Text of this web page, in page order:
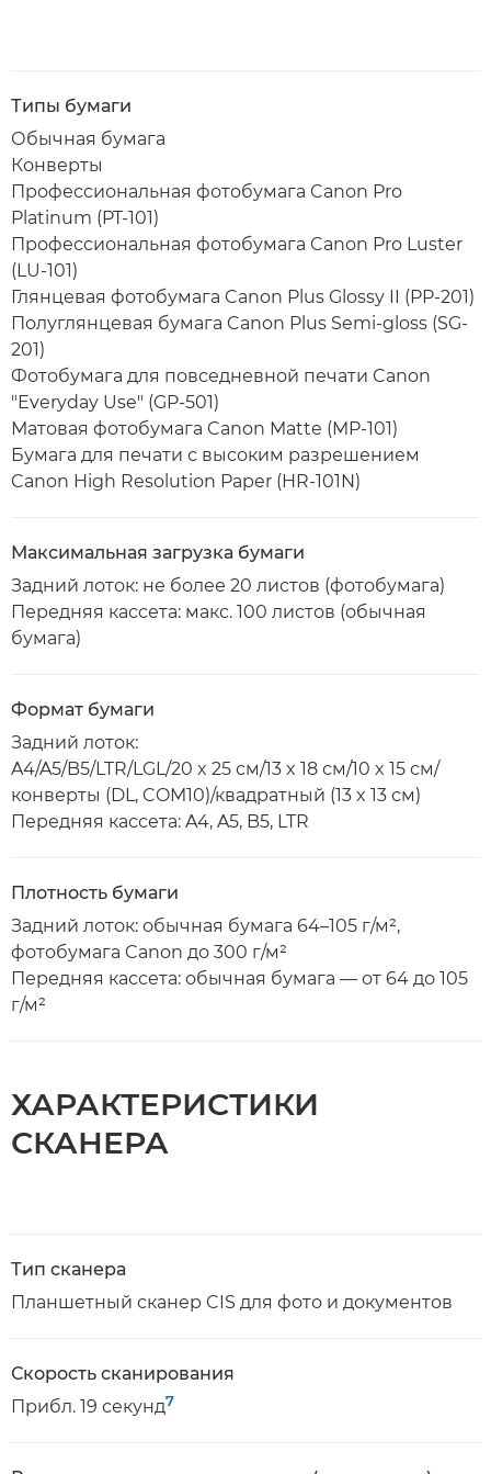
Типы бумаги
Обычная бумага
Конверты
Профессиональная фотобумага Canon Pro
Platinum (PT-101)
Профессиональная фотобумага Canon Pro Luster
(LU-101)
Глянцевая фотобумага Canon Plus Glossy II (PP-201)
Полуглянцевая бумага Canon Plus Semi-gloss (SG-
201)
Фотобумага для повседневной печати Canon
"Everyday Use" (GP-501)
Матовая фотобумага Canon Matte (MP-101)
Бумага для печати с высоким разрешением
Canon High Resolution Paper (HR-101N)
Максимальная загрузка бумаги
Задний лоток: не более 20 листов (фотобумага)
Передняя кассета: макс. 100 листов (обычная
бумага)
Формат бумаги
Задний лоток:
A4/A5/B5/LTR/LGL/20 x 25 см/13 x 18 см/10 x 15 см/
конверты (DL, COM10)/квадратный (13 x 13 см)
Передняя кассета: A4, A5, B5, LTR
Плотность бумаги
Задний лоток: обычная бумага 64–105 г/м²,
фотобумага Canon до 300 г/м²
Передняя кассета: обычная бумага — от 64 до 105
г/м²
ХАРАКТЕРИСТИКИ
СКАНЕРА
Тип сканера
Планшетный сканер CIS для фото и документов
Скорость сканирования
Прибл. 19 секунд7